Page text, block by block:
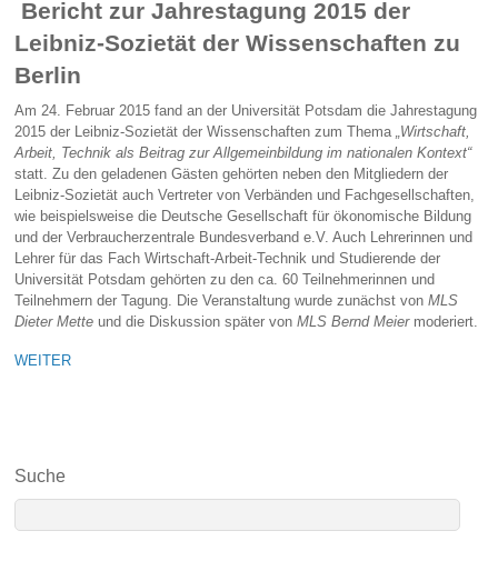
Bericht zur Jahrestagung 2015 der
Leibniz-Sozietät der Wissenschaften zu
Berlin
Am 24. Februar 2015 fand an der Universität Potsdam die Jahrestagung
2015 der Leibniz-Sozietät der Wissenschaften zum Thema„Wirtschaft,
Arbeit, Technik als Beitrag zur Allgemeinbildung im nationalen Kontext“
statt. Zu den geladenen Gästen gehörten neben den Mitgliedern der
Leibniz-Sozietät auch Vertreter von Verbänden und Fachgesellschaften,
wie beispielsweise die Deutsche Gesellschaft für ökonomische Bildung
und der Verbraucherzentrale Bundesverband e.V. Auch Lehrerinnen und
Lehrer für das Fach Wirtschaft-Arbeit-Technik und Studierende der
Universität Potsdam gehörten zu den ca. 60 Teilnehmerinnen und
Teilnehmern der Tagung. Die Veranstaltung wurde zunächst von MLS
Dieter Mette und die Diskussion später vonMLS Bernd Meiermoderiert.
WEITER
Suche